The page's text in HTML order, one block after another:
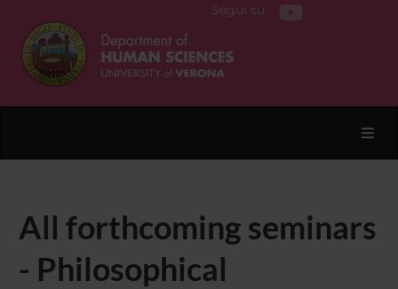
Segui su
All forthcoming seminars
- Philosophical